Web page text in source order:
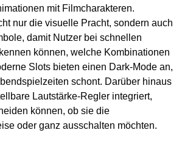
mit Filmcharakteren.
nur die visuelle Pracht, sondern auch
damit Nutzer bei schnellen
können, welche Kombinationen
Slots bieten einen Dark-Mode an,
schont. Darüber hinaus
Lautstärke-Regler integriert,
können, ob sie die
oder ganz ausschalten möchten.